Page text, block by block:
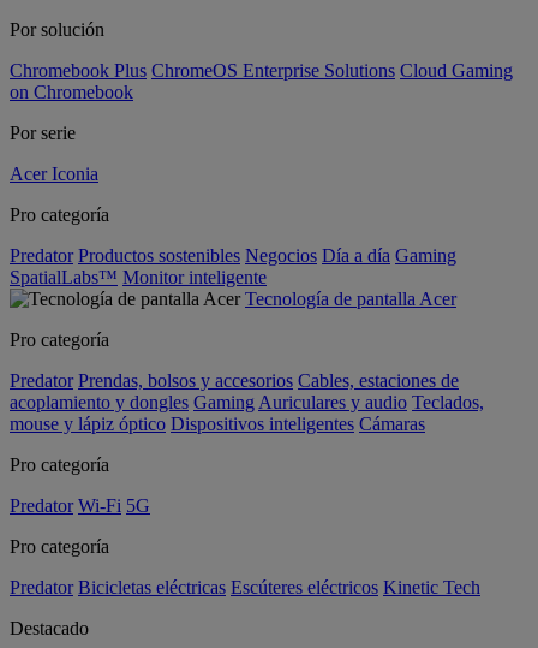
Por solución
Chromebook Plus ChromeOS Enterprise Solutions Cloud Gaming
on Chromebook
Por serie
Acer Iconia
Pro categoría
Predator Productos sostenibles Negocios Día a día Gaming
SpatialLabs™ Monitor inteligente
Tecnología de pantalla Acer
Pro categoría
Predator Prendas, bolsos y accesorios Cables, estaciones de
acoplamiento y dongles Gaming Auriculares y audio Teclados,
mouse y lápiz óptico Dispositivos inteligentes Cámaras
Pro categoría
Predator Wi-Fi 5G
Pro categoría
Predator Bicicletas eléctricas Escúteres eléctricos Kinetic Tech
Destacado